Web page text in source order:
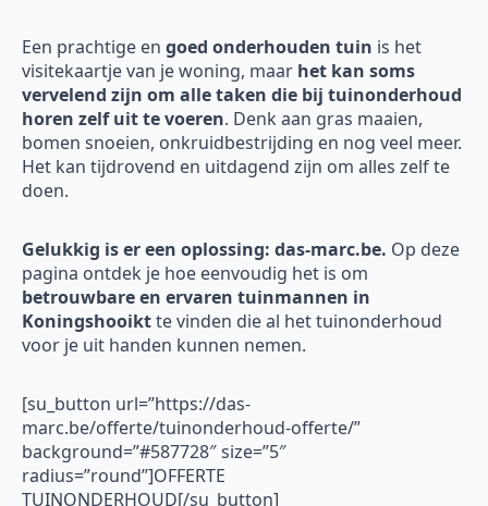
Een prachtige en goed onderhouden tuin is het
visitekaartje van je woning, maar het kan soms
vervelend zijn om alle taken die bij tuinonderhoud
horen zelf uit te voeren. Denk aan gras maaien,
bomen snoeien, onkruidbestrijding en nog veel meer.
Het kan tijdrovend en uitdagend zijn om alles zelf te
doen.
Gelukkig is er een oplossing: das-marc.be. Op deze
pagina ontdek je hoe eenvoudig het is om
betrouwbare en ervaren tuinmannen in
Koningshooiktte vinden die al het tuinonderhoud
voor je uit handen kunnen nemen.
[su_button url=”https://das-
marc.be/offerte/tuinonderhoud-offerte/”
background=”#587728″ size=”5″
radius=”round”]OFFERTE
TUINONDERHOUD[/su_button]